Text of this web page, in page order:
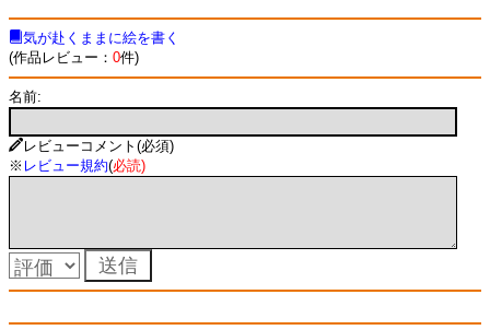
気が赴くままに絵を書く
(作品レビュー： 0件)
名前:
レビューコメント(必須)
※ レビュー規約(必読)